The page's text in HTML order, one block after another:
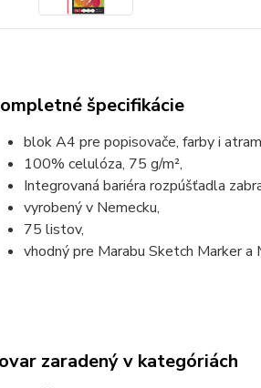
špecifikácie
blok A4 pre popisovače, farby i
100% celulóza, 75 g/m²,
Integrovaná bariéra rozpúšťadla
vyrobený v Nemecku,
75 listov,
vhodný pre Marabu Sketch Marker a
zaradený v kategóriách